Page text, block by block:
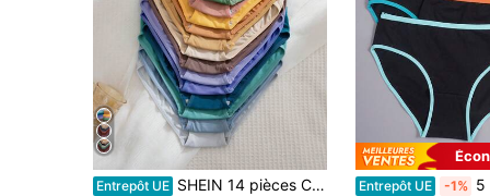
Entrepôt UE SHEIN 14 pièces Culottes confortables à triangle sans couture pour une utilisation décontractée Entrepôt UE -1% 5 pièces
#5 BEST-SELLERS